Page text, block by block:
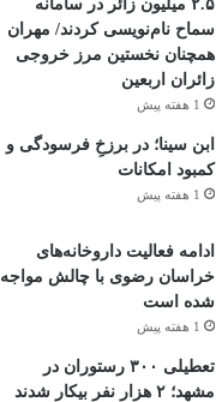
۲.۵ میلیون زائر در سامانه
سماح نام‌نویسی کردند/ مهران
همچنان نخستین مرز خروجی
زائران اربعین
1 هفته پیش
ابن سینا؛ در برزخِ فرسودگی و
کمبود امکانات
1 هفته پیش
ادامه فعالیت داروخانه‌های
خراسان رضوی با چالش مواجه
شده است
1 هفته پیش
تعطیلی ۳۰۰ رستوران در
مشهد؛ ۲ هزار نفر بیکار شدند